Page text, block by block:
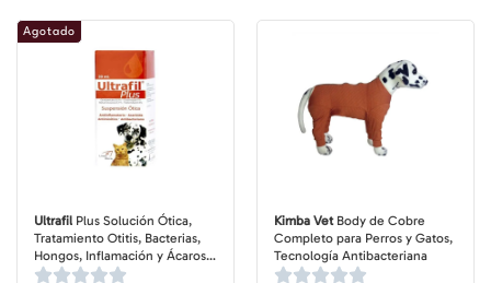
Ultrafil Plus Solución Ótica,
Tratamiento Otitis, Bacterias,
Hongos, Inflamación y Ácaros
de Oídos para Perros y Gatos,
Agotado
Kimba VetBody de Cobre
Completo para Perros y Gatos,
Tecnología Antibacteriana